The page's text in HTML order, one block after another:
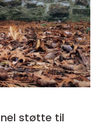
støtte til